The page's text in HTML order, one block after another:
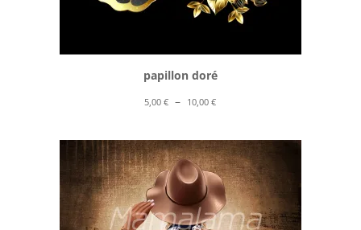
papillon doré
5,00€ – 10,00€Plage
prix :
5,00 €
à
10,00 €